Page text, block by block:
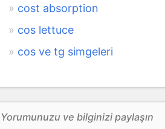
cost absorption
cos lettuce
cos ve tg simgeleri
Yorumunuzu ve bilginizi paylaşın